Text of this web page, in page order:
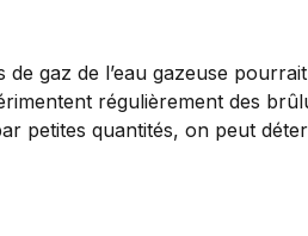
gaz de l’eau gazeuse
régulièrement des
petites quantités, on peut